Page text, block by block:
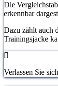
Die
erkennbar
Dazu zählt auch
Trainingsjacke
Verlassen Sie